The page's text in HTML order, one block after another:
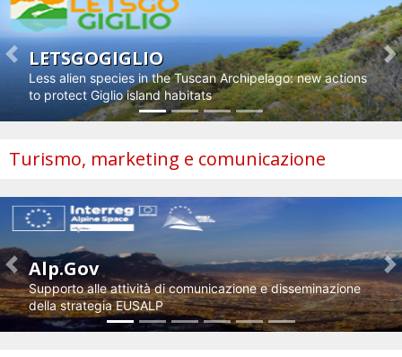
LETSGOGIGLIO
Less alien species in the Tuscan Archipelago: new actions
to protect Giglio island habitats
Previous
Turismo, marketing e comunicazione
Alp.Gov
Supporto alle attività di comunicazione e disseminazione
della strategia EUSALP
Previous